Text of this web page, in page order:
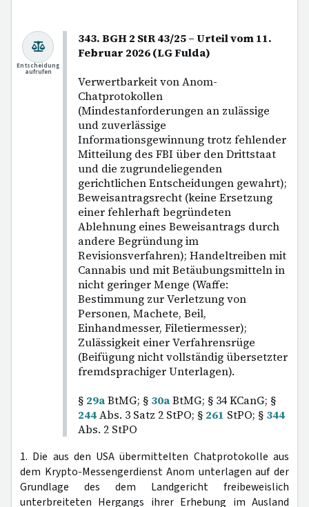
343. BGH 2 StR 43/25 – Urteil vom 11.
Februar 2026 (LG Fulda)
Verwertbarkeit von Anom-
Chatprotokollen
(Mindestanforderungen an zulässige
und zuverlässige
Informationsgewinnung trotz fehlender
Mitteilung des FBI über den Drittstaat
und die zugrundeliegenden
gerichtlichen Entscheidungen gewahrt);
Beweisantragsrecht (keine Ersetzung
einer fehlerhaft begründeten
Ablehnung eines Beweisantrags durch
andere Begründung im
Revisionsverfahren); Handeltreiben mit
Cannabis und mit Betäubungsmitteln in
nicht geringer Menge (Waffe:
Bestimmung zur Verletzung von
Personen, Machete, Beil,
Einhandmesser, Filetiermesser);
Zulässigkeit einer Verfahrensrüge
(Beifügung nicht vollständig übersetzter
fremdsprachiger Unterlagen).
§ 29aBtMG; § 30aBtMG; § 34 KCanG; §
244Abs. 3 Satz 2 StPO; § 261 StPO; § 344
Abs. 2 StPO
Entscheidung
aufrufen
1. Die aus den USA übermittelten Chatprotokolle aus
dem Krypto-Messengerdienst Anom unterlagen auf der
Grundlage des dem Landgericht freibeweislich
unterbreiteten Hergangs ihrer Erhebung im Ausland